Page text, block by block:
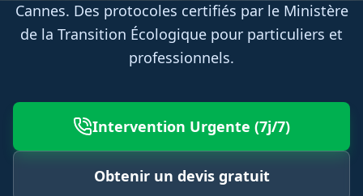
Cannes. Des protocoles certifiés par le Ministère
de la Transition Écologique pour particuliers et
professionnels.
Intervention Urgente (7j/7)
Obtenir un devis gratuit